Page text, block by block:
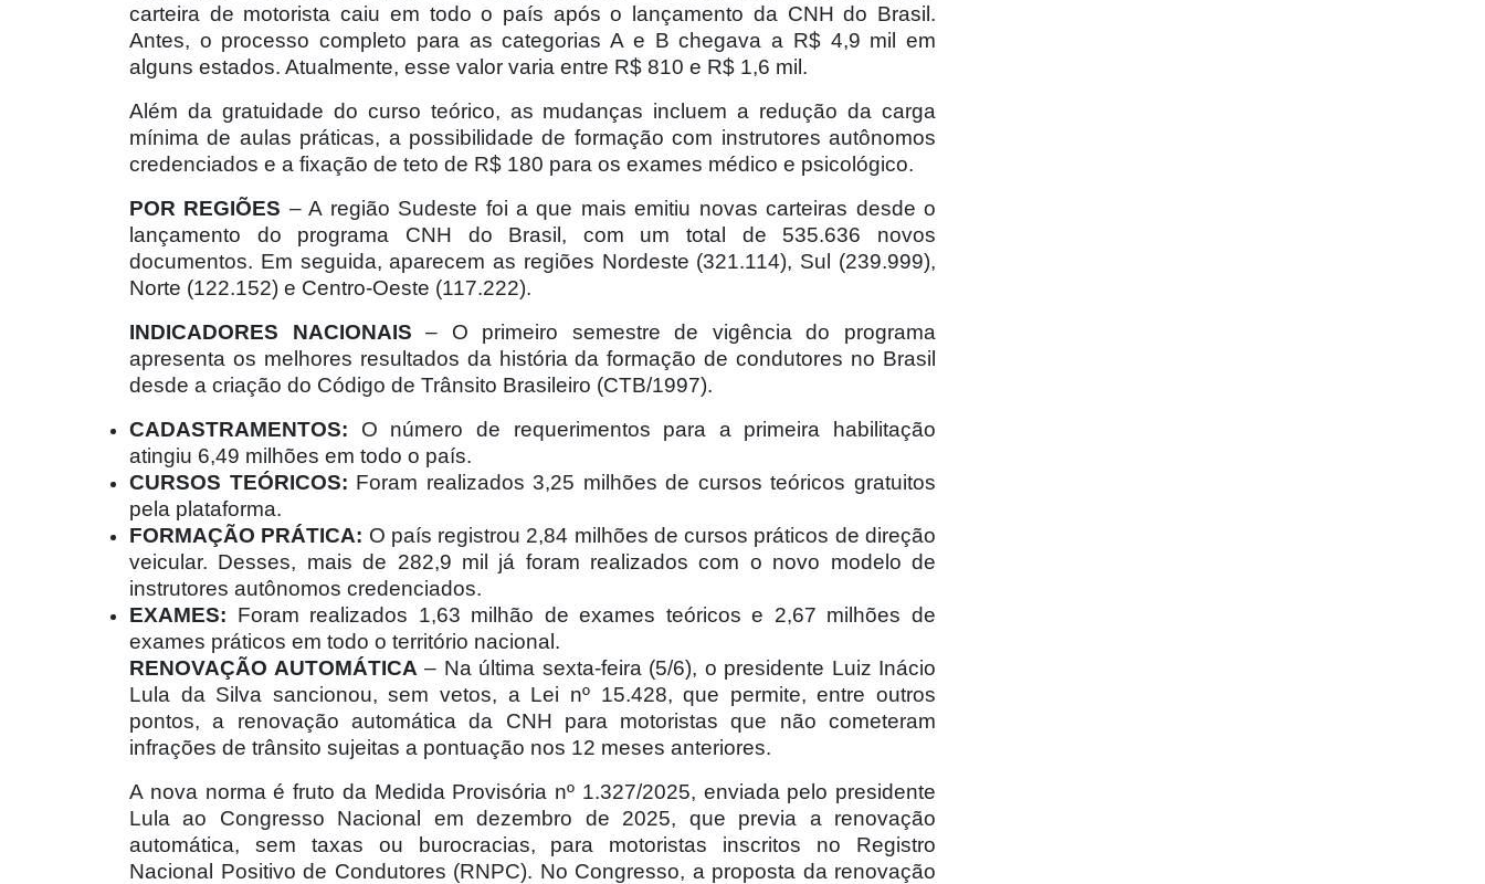
carteira de motorista caiu em todo o país após o lançamento da CNH do Brasil.
Antes, o processo completo para as categorias A e B chegava a R$ 4,9 mil em
alguns estados. Atualmente, esse valor varia entre R$ 810 e R$ 1,6 mil.
Além da gratuidade do curso teórico, as mudanças incluem a redução da carga
mínima de aulas práticas, a possibilidade de formação com instrutores autônomos
credenciados e a fixação de teto de R$ 180 para os exames médico e psicológico.
POR REGIÕES – A região Sudeste foi a que mais emitiu novas carteiras desde o
lançamento do programa CNH do Brasil, com um total de 535.636 novos
documentos. Em seguida, aparecem as regiões Nordeste (321.114), Sul (239.999),
Norte (122.152) e Centro-Oeste (117.222).
INDICADORES NACIONAIS – O primeiro semestre de vigência do programa
apresenta os melhores resultados da história da formação de condutores no Brasil
desde a criação do Código de Trânsito Brasileiro (CTB/1997).
CADASTRAMENTOS: O número de requerimentos para a primeira habilitação
atingiu 6,49 milhões em todo o país.
CURSOS TEÓRICOS: Foram realizados 3,25 milhões de cursos teóricos gratuitos
pela plataforma.
FORMAÇÃO PRÁTICA: O país registrou 2,84 milhões de cursos práticos de direção
veicular. Desses, mais de 282,9 mil já foram realizados com o novo modelo de
instrutores autônomos credenciados.
EXAMES: Foram realizados 1,63 milhão de exames teóricos e 2,67 milhões de
exames práticos em todo o território nacional.
RENOVAÇÃO AUTOMÁTICA – Na última sexta-feira (5/6), o presidente Luiz Inácio
Lula da Silva sancionou, sem vetos, a Lei nº 15.428, que permite, entre outros
pontos, a renovação automática da CNH para motoristas que não cometeram
infrações de trânsito sujeitas a pontuação nos 12 meses anteriores.
A nova norma é fruto da Medida Provisória nº 1.327/2025, enviada pelo presidente
Lula ao Congresso Nacional em dezembro de 2025, que previa a renovação
automática, sem taxas ou burocracias, para motoristas inscritos no Registro
Nacional Positivo de Condutores (RNPC). No Congresso, a proposta da renovação